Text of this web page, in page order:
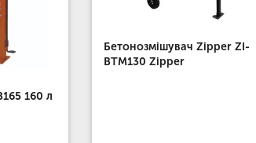
160 л
Бетонозмішувач Zipper ZI-
BTM130 Zipper